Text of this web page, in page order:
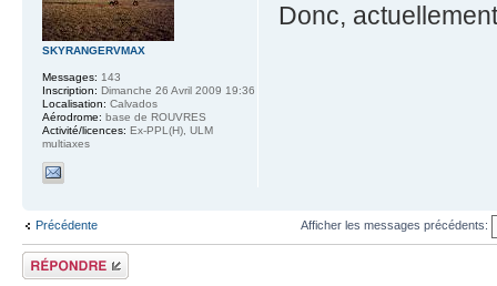
Donc,
SKYRANGERVMAX
Messages: 143
Inscription: Dimanche 26 Avril 2009 19:36
Localisation: Calvados
Aérodrome: base de ROUVRES
Activité/licences: Ex-PPL(H), ULM
multiaxes
Précédente Afficher les messages précédents:
Répondre